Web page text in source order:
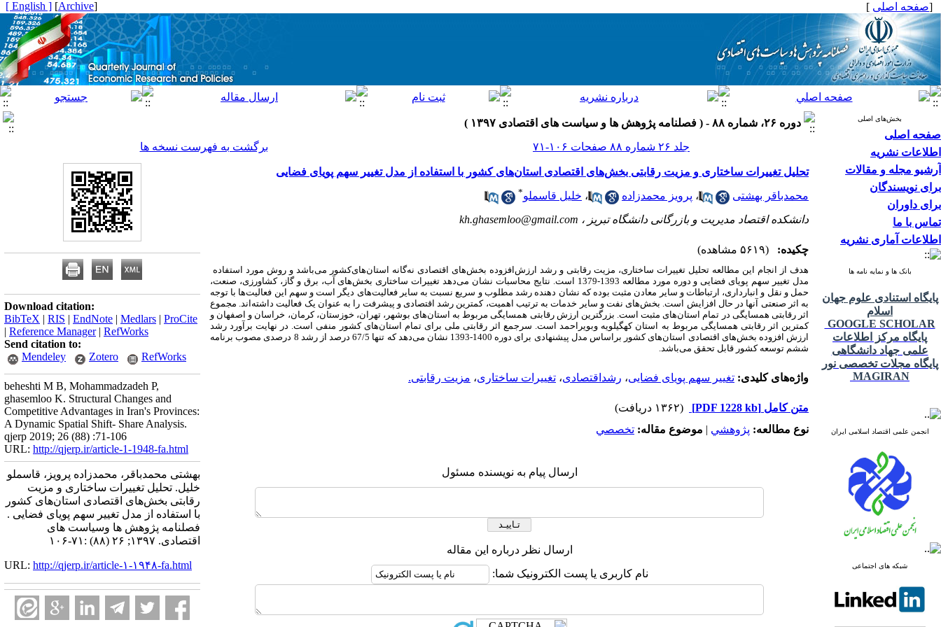
[صفحه اصلی ]
[
Archive
]
[ English ]
بخش‌های اصلی
صفحه اصلی
اطلاعات نشریه
آرشیو مجله و مقالات
برای نویسندگان
برای داوران
تماس با ما
اطلاعات آماری نشریه
بانک ها و نمایه نامه ها
پایگاه استنادی علوم جهان
اسلام
GOOGLE SCHOLAR
پایگاه مرکز اطلاعات
علمی جهاد دانشگاهی
پایگاه مجلات تخصصی نور
MAGIRAN
انجمن علمی اقتصاد اسلامی ایران
شبکه های اجتماعی
دوره ۲۶، شماره ۸۸ - ( فصلنامه پژوهش ها و سیاست های اقتصادی ۱۳۹۷ )
جلد ۲۶ شماره ۸۸ صفحات ۱۰۶-۷۱
برگشت به فهرست نسخه ها
تحلیل تغییرات ساختاری و مزیت رقابتی بخش‌های اقتصادی استان‌های کشور با استفاده از مدل تغییر سهم پویای فضایی
محمدباقر بهشتی ، پرویز محمدزاده ، خلیل قاسملو*
دانشکده اقتصاد مدیریت و بازرگانی دانشگاه تبریز ، kh.ghasemloo@gmail.com
چکیده: (۵۶۱۹ مشاهده)
هدف از انجام این مطالعه تحلیل تغییرات ساختاری، مزیت رقابتی و رشد ارزش‌افزوده بخش‌های اقتصادی نه‌گانه استان‌های‌کشور می‌باشد و روش مورد استفاده
مدل تغییر سهم پویای فضایی و دوره مورد مطالعه 1393-1379 است. نتایج محاسبات نشان می‌دهد تغییرات ساختاری بخش‌های آب، برق و گاز، کشاورزی، صنعت،
حمل و نقل و انبارداری، ارتباطات و سایر معادن مثبت بوده که نشان دهنده رشد مطلوب و سریع نسبت به سایر فعالیت‌های دیگر است و سهم این فعالیت‌ها با توجه
به اثر صنعتی آنها در حال افزایش است. بخش‌های نفت و سایر خدمات به ترتیب اهمیت، کمترین رشد اقتصادی و پیشرفت را به عنوان یک فعالیت داشته‌اند. مجموع
اثر رقابتی همسایگی در تمام استان‌های مثبت است. بزرگترین ارزش رقابتی همسایگی مربوط به استان‌های بوشهر، تهران، خوزستان، کرمان، خراسان و اصفهان و
کمترین اثر رقابتی همسایگی مربوط به استان کهگیلویه وبویراحمد است. سرجمع اثر رقابتی ملی برای تمام استان‌های کشور منفی است. در نهایت برآورد رشد
ارزش افزوده بخش‌های اقتصادی استان‌های کشور براساس مدل پیشنهادی برای دوره 1400-1393 نشان می‌دهد که تنها 67/5 درصد از رشد 8 درصدی مصوب برنامه
ششم توسعه کشور قابل تحقق می‌باشد.
واژه‌های کلیدی: تغییر سهم پویای فضایی، رشداقتصادی، تغییرات ساختاری، مزیت رقابتی.
متن کامل [PDF 1228 kb]
(۱۳۶۲ دریافت)
نوع مطالعه: پژوهشي | موضوع مقاله: تخصصي
ارسال پیام به نویسنده مسئول
ارسال نظر درباره این مقاله
نام کاربری یا پست الکترونیک شما:
Download citation:
BibTeX | RIS | EndNote | Medlars | ProCite
| Reference Manager| RefWorks
Send citation to:
Mendeley
Zotero RefWorks
beheshti M B, Mohammadzadeh P,
ghasemloo K. Structural Changes and
Competitive Advantages in Iran's Provinces:
A Dynamic Spatial Shift- Share Analysis.
qjerp 2019; 26 (88) :71-106
URL: http://qjerp.ir/article-1-1948-fa.html
بهشتی محمدباقر، محمدزاده پرویز، قاسملو
خلیل. تحلیل تغییرات ساختاری و مزیت
رقابتی بخش‌های اقتصادی استان‌های کشور
با استفاده از مدل تغییر سهم پویای فضایی .
فصلنامه پژوهش ها وسیاست های
اقتصادی. ۱۳۹۷; ۲۶ (۸۸) :۷۱-۱۰۶
URL: http://qjerp.ir/article-۱-۱۹۴۸-fa.html